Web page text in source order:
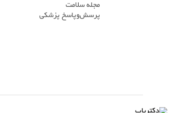
مجله سلامت
پرسش‌و‌پاسخ پزشکی